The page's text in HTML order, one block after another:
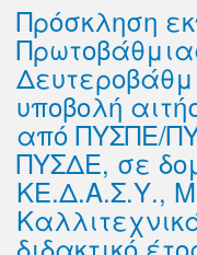
Πρόσκληση
υποβολή
από ΠΥΣΠΕ/
ΠΥΣΔΕ, σε
ΚΕ.Δ.Α.Σ.Υ.,